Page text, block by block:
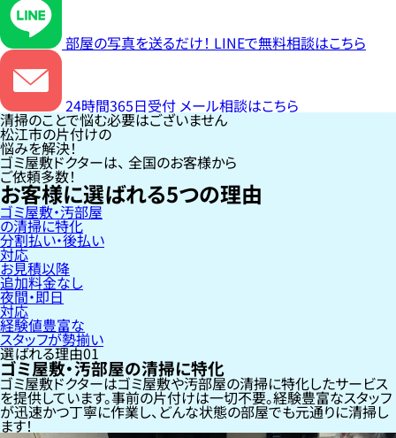
部屋の写真を送るだけ！ LINEで無料相談はこちら
24時間365日受付 メール相談はこちら
清掃のことで悩む必要はございません
松江市の片付けの
悩みを解決！
ゴミ屋敷ドクターは、 全国のお客様から
ご依頼多数！
お客様に選ばれる5つの理由
ゴミ屋敷・汚部屋
の清掃に特化
分割払い・後払い
対応
お見積以降
追加料金なし
夜間・即日
対応
経験値豊富な
スタッフが勢揃い
選ばれる理由01
ゴミ屋敷・汚部屋の清掃に特化
ゴミ屋敷ドクターはゴミ屋敷や汚部屋の清掃に特化したサービス
を提供しています。事前の片付けは一切不要。経験豊富なスタッフ
が迅速かつ丁寧に作業し、どんな状態の部屋でも元通りに清掃し
ます！